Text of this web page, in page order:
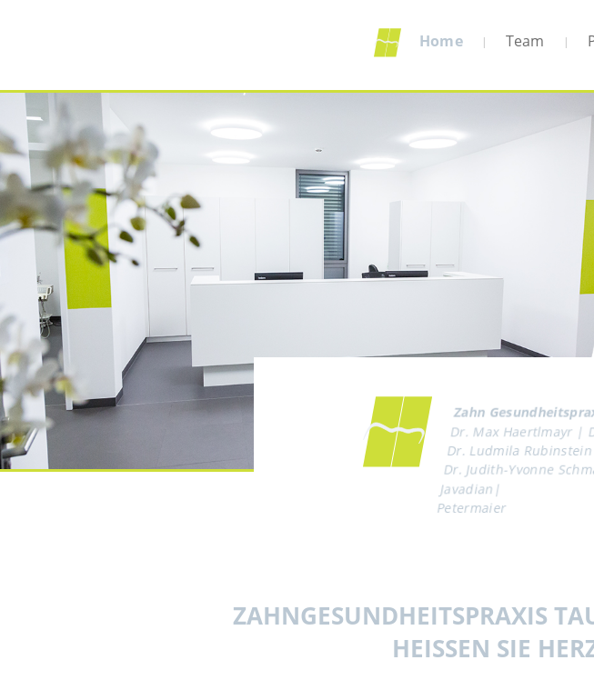
Home Team
Zahn
Dr. Max Haertlmayr |
Dr. Ludmila
Dr. Judith-Yvonne
Javadian| dr.
Petermaier
ZAHNGESUNDHEITSPRAXIS
HEISSEN SIE